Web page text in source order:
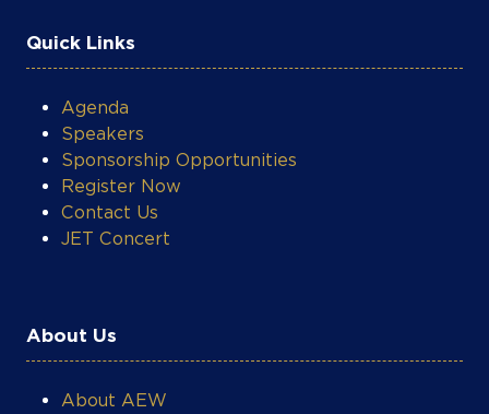
Agenda
Sponsorship Opportunities
Register Now
Contact Us
JET Concert
About AEW
Visa Information